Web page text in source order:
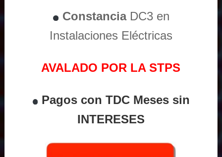
ConstanciaDC3 en
Instalaciones Eléctricas
AVALADO POR LA STPS
Pagos con TDC Meses sin
INTERESES